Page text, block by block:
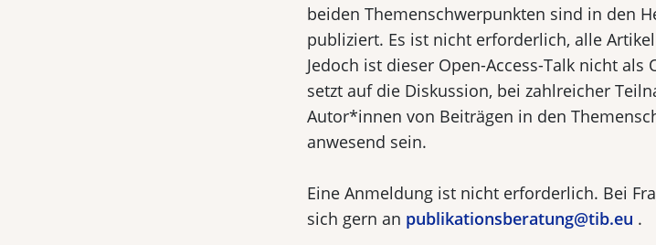
beiden Themenschwerpunkten sind in den
publiziert. Es ist nicht erforderlich, alle
Jedoch ist dieser Open-Access-Talk nicht
setzt auf die Diskussion, bei zahlreicher
Autor*innen von Beiträgen in den
anwesend sein.
Eine Anmeldung ist nicht erforderlich. Bei
sich gern an publikationsberatung@tib.eu .